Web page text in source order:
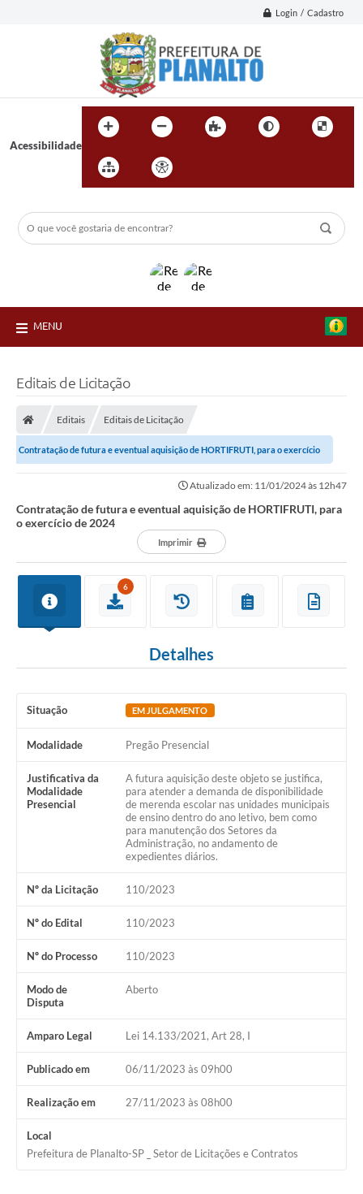
Login / Cadastro
Acessibilidade
MENU
Editais de Licitação
Editais Editais de Licitação
Contratação de futura e eventual aquisição de HORTIFRUTI, para o exercício
Atualizado em: 11/01/2024 às 12h47
Contratação de futura e eventual aquisição de HORTIFRUTI, para
o exercício de 2024
Imprimir
6
Detalhes
Situação EM JULGAMENTO
Modalidade Pregão Presencial
Justificativa da
Modalidade
Presencial
A futura aquisição deste objeto se justifica,
para atender a demanda de disponibilidade
de merenda escolar nas unidades municipais
de ensino dentro do ano letivo, bem como
para manutenção dos Setores da
Administração, no andamento de
expedientes diários.
Nº da Licitação 110/2023
Nº do Edital 110/2023
Nº do Processo 110/2023
Modo de
Disputa
Aberto
Amparo Legal Lei 14.133/2021, Art 28, I
Publicado em 06/11/2023 às 09h00
Realização em 27/11/2023 às 08h00
Local
Prefeitura de Planalto-SP _ Setor de Licitações e Contratos